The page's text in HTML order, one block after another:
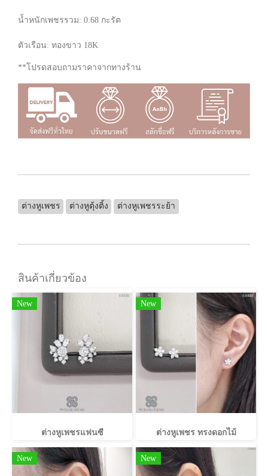
น้ำหนักเพชรรวม: 0.68 กะรัต
ตัวเรือน: ทองขาว 18K
**โปรดสอบถามราคาจากทางร้าน
ต่างหูเพชร ต่างหูตุ้งติ้ง ต่างหูเพชรระย้า
สินค้าเกี่ยวข้อง
New
ต่างหูเพชรแฟนซี
New
ต่างหูเพชร ทรงดอกไม้
New New